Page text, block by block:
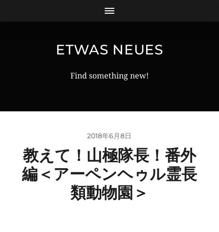
ETWAS NEUES
Find something new!
2018年6月8日
教えて！山極隊長！番外
編＜アーペンヘゥル霊長
類動物園＞